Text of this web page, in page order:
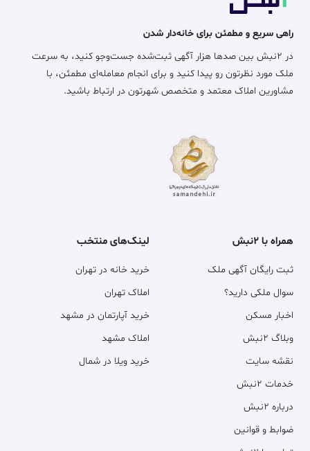
راهی سریع و مطمئن برای خانه‌دار شدن
در ۲نبش بین صدها هزار آگهی ثبت‌شده جست‌وجو کنید، به سرعت
ملک مورد نظرتون رو پیدا کنید و برای انجام معامله‌ای مطمئن، با
مشاورین املاک معتمد و متخصص شهرتون در ارتباط باشید.
همراه با ۲نبش
ثبت رایگان آگهی ملک
سوال ملکی دارید؟
اخبار مسکن
وبلاگ ۲نبش
نقشه سایت
خدمات ۲نبش
درباره ۲نبش
ضوابط و قوانین
لینک‌های منتخب
خرید خانه در تهران
املاک تهران
خرید آپارتمان در مشهد
املاک مشهد
خرید ویلا در شمال